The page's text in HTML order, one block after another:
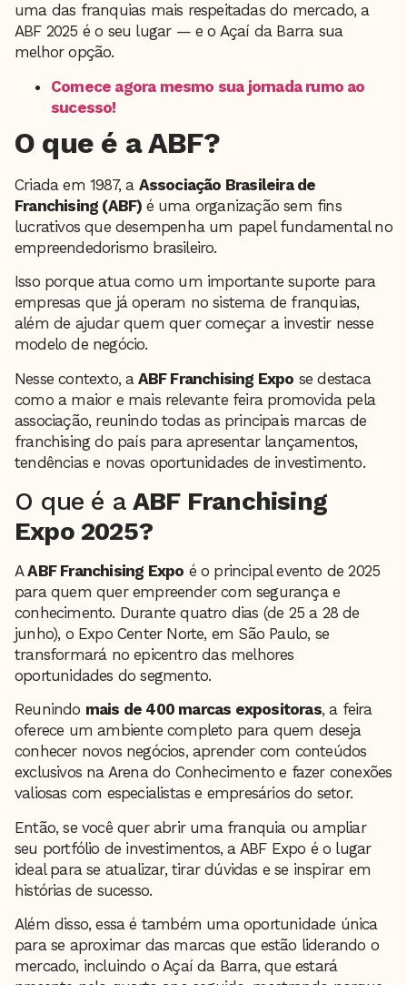
uma das franquias mais respeitadas do mercado, a
ABF 2025 é o seu lugar — e o Açaí da Barra sua
melhor opção.
Comece agora mesmo sua jornada rumo ao
sucesso!
O que é a ABF?
Criada em 1987, a Associação Brasileira de
Franchising (ABF) é uma organização sem fins
lucrativos que desempenha um papel fundamental no
empreendedorismo brasileiro.
Isso porque atua como um importante suporte para
empresas que já operam no sistema de franquias,
além de ajudar quem quer começar a investir nesse
modelo de negócio.
Nesse contexto, a ABF Franchising Expo se destaca
como a maior e mais relevante feira promovida pela
associação, reunindo todas as principais marcas de
franchising do país para apresentar lançamentos,
tendências e novas oportunidades de investimento.
O que é a ABF Franchising
Expo 2025?
AABF Franchising Expo é o principal evento de 2025
para quem quer empreender com segurança e
conhecimento. Durante quatro dias (de 25 a 28 de
junho), o Expo Center Norte, em São Paulo, se
transformará no epicentro das melhores
oportunidades do segmento.
Reunindo mais de 400 marcas expositoras, a feira
oferece um ambiente completo para quem deseja
conhecer novos negócios, aprender com conteúdos
exclusivos na Arena do Conhecimento e fazer conexões
valiosas com especialistas e empresários do setor.
Então, se você quer abrir uma franquia ou ampliar
seu portfólio de investimentos, a ABF Expo é o lugar
ideal para se atualizar, tirar dúvidas e se inspirar em
histórias de sucesso.
Além disso, essa é também uma oportunidade única
para se aproximar das marcas que estão liderando o
mercado, incluindo o Açaí da Barra, que estará